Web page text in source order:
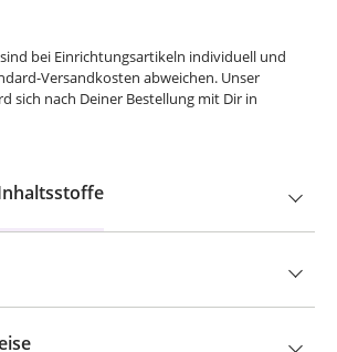
sind bei Einrichtungsartikeln individuell und
Versandkosten abweichen. Unser
sich nach Deiner Bestellung mit Dir in